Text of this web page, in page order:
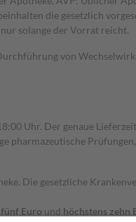
die gesetzlich
solange der Vorrat reicht.
von
Uhr. Der genaue
pharmazeutische
Die gesetzliche
fünf Euro und höchstens zehn